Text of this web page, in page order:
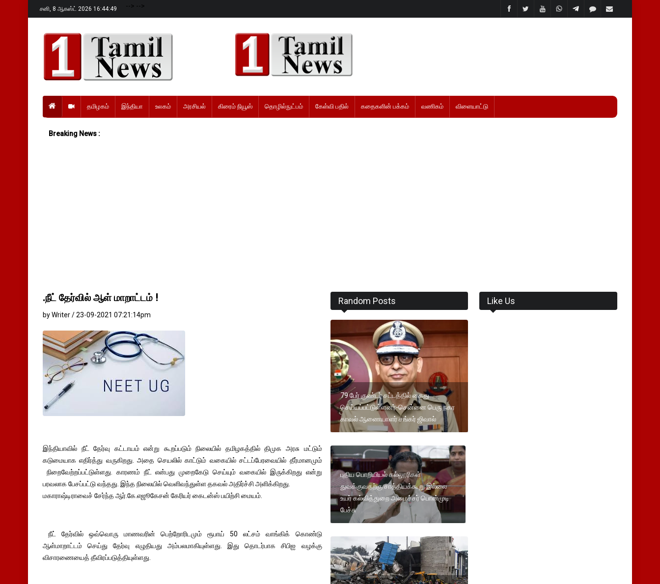
சனி, 8 ஆகஸ்ட் 2026 16:44:50 --> -->
தமிழகம் இந்தியா உலகம் அரசியல் கிரைம் நியூஸ் தொழில்நுட்பம் கேள்வி பதில் கதைகளின் பக்கம் வணிகம் விளையாட்டு
Breaking News :
.நீட் தேர்வில் ஆள் மாறாட்டம் !
by Writer / 23-09-2021 07:21:14pm
இந்தியாவில் நீட் தேர்வு கட்டாயம் என்று கூறப்படும் நிலையில் தமிழகத்தில் திமுக அரசு மட்டும்
கடுமையாக எதிர்த்து வருகிறது. அதை செயலில் காட்டும் வகையில் சட்டப்பேரவையில் தீர்மானமும்
நிறைவேற்றப்பட்டுள்ளது. காரணம் நீட் என்பது முறைகேடு செய்யும் வகையில் இருக்கிறது என்று
பரவலாக பேசப்பட்டு வந்தது. இந்த நிலையில் வெளிவந்துள்ள தகவல் அதிர்ச்சி அளிக்கிறது.
மகாராஷ்டிராவைச் சேர்ந்த ஆர்.கே.எஜூகேசன் கேரியர் கைடன்ஸ் பயிற்சி மையம்.
நீட் தேர்வில் ஒவ்வொரு மாணவரின் பெற்றோரிடமும் ரூபாய் 50 லட்சம் வாங்கிக் கொண்டு
ஆள்மாறாட்டம் செய்து தேர்வு எழுதியது அம்பலமாகியுள்ளது. இது தொடர்பாக சிபிஐ வழக்கு
விசாரணையைத் தீவிரப்படுத்தியுள்ளது.
Random Posts
79 பேர் குண்டர் சட்டத்தில் கைது
செய்யப்பட்டுள்ளனர்-சென்னை பெரு நகர
காவல் ஆணையாளர் சங்கர் ஜிவால்
புதிய பொறியியல் கல்லூரிகள்
துவக்குவதற்கு சாத்தியக்கூறு இல்லை
உயர் கல்வித்துறை அமைச்சர் பொன்முடி
பேச்சு
Like Us